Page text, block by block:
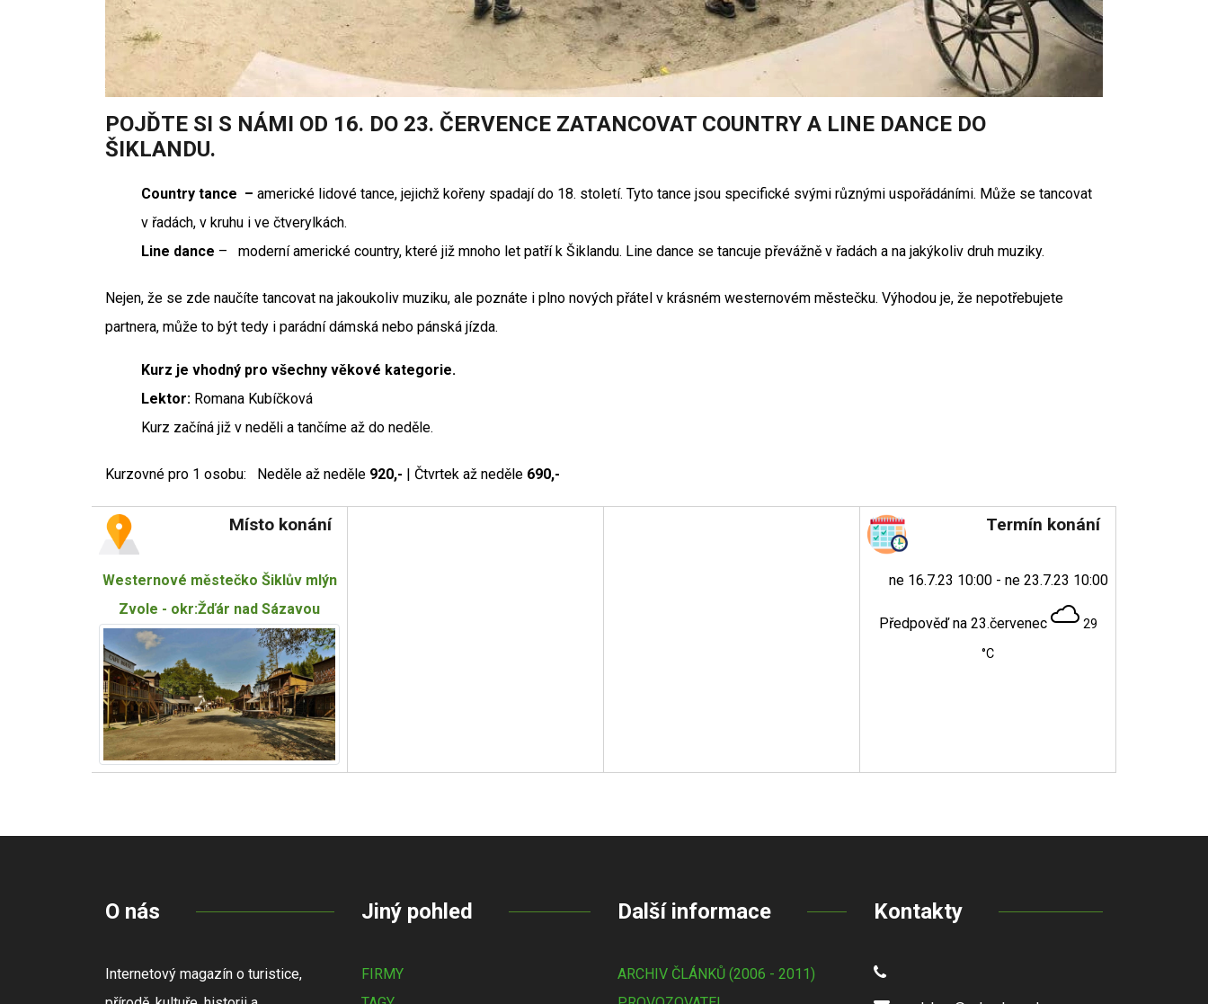
POJĎTE SI S NÁMI OD 16. DO 23. ČERVENCE ZATANCOVAT COUNTRY A LINE DANCE DO
ŠIKLANDU.
Country tance – americké lidové tance, jejichž kořeny spadají do 18. století. Tyto tance jsou specifické svými různými uspořádáními. Může se tancovat
v řadách, v kruhu i ve čtverylkách.
Line dance – moderní americké country, které již mnoho let patří k Šiklandu. Line dance se tancuje převážně v řadách a na jakýkoliv druh muziky.
Nejen, že se zde naučíte tancovat na jakoukoliv muziku, ale poznáte i plno nových přátel v krásném westernovém městečku. Výhodou je, že nepotřebujete
partnera, může to být tedy i parádní dámská nebo pánská jízda.
Kurz je vhodný pro všechny věkové kategorie.
Lektor: Romana Kubíčková
Kurz začíná již v neděli a tančíme až do neděle.
Kurzovné pro 1 osobu: Neděle až neděle 920,- | Čtvrtek až neděle 690,-
Místo konání
Westernové městečko Šiklův mlýn
Zvole - okr:Žďár nad Sázavou
Termín konání
ne 16.7.23 10:00 - ne 23.7.23 10:00
Předpověď na 23.červenec
29
°C
O nás
Internetový magazín o turistice,
Jiný pohled
FIRMY
Další informace
ARCHIV ČLÁNKŮ (2006 - 2011)
Kontakty